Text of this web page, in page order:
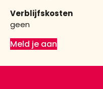
Verblijfskosten
geen
Meld je aan